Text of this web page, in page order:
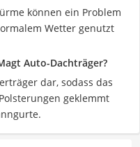
können ein Problem
Wetter genutzt
Auto-Dachträger?
dar, sodass das
geklemmt